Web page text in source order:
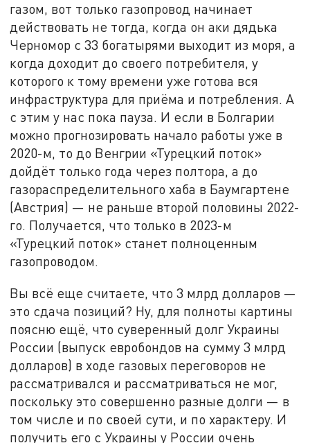
газом, вот только газопровод начинает
действовать не тогда, когда он аки дядька
Черномор с 33 богатырями выходит из моря, а
когда доходит до своего потребителя, у
которого к тому времени уже готова вся
инфраструктура для приёма и потребления. А
с этим у нас пока пауза. И если в Болгарии
можно прогнозировать начало работы уже в
2020-м, то до Венгрии «Турецкий поток»
дойдёт только года через полтора, а до
газораспределительного хаба в Баумгартене
(Австрия) — не раньше второй половины 2022-
го. Получается, что только в 2023-м
«Турецкий поток» станет полноценным
газопроводом.
Вы всё еще считаете, что 3 млрд долларов —
это сдача позиций? Ну, для полноты картины
поясню ещё, что суверенный долг Украины
России (выпуск евробондов на сумму 3 млрд
долларов) в ходе газовых переговоров не
рассматривался и рассматриваться не мог,
поскольку это совершенно разные долги — в
том числе и по своей сути, и по характеру. И
получить его с Украины у России очень